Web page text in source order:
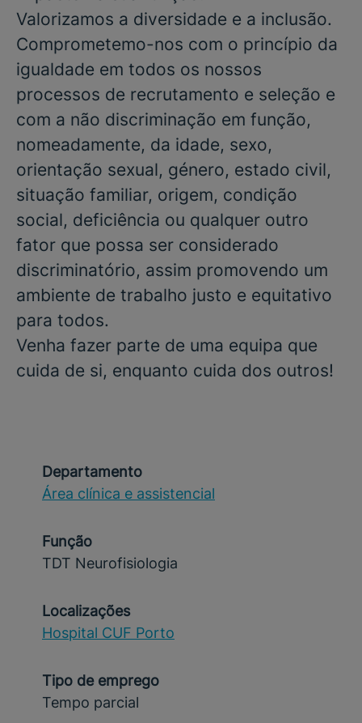
Valorizamos a diversidade e a inclusão.
Comprometemo-nos com o princípio da
igualdade em todos os nossos
processos de recrutamento e seleção e
com a não discriminação em função,
nomeadamente, da idade, sexo,
orientação sexual, género, estado civil,
situação familiar, origem, condição
social, deficiência ou qualquer outro
fator que possa ser considerado
discriminatório, assim promovendo um
ambiente de trabalho justo e equitativo
para todos.
Venha fazer parte de uma equipa que
cuida de si, enquanto cuida dos outros!
Departamento
Área clínica e assistencial
Função
TDT Neurofisiologia
Localizações
Hospital CUF Porto
Tipo de emprego
Tempo parcial